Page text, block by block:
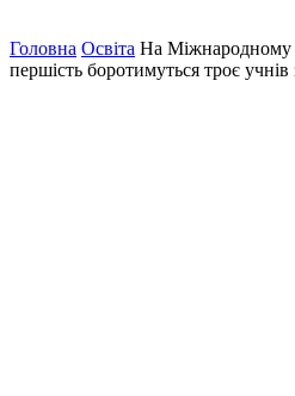
Головна Освіта На Міжнародному
першість боротимуться троє